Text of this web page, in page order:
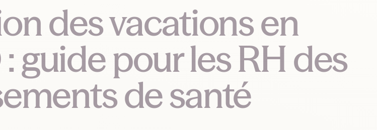
des vacations en
guide pour les RH des
de santé